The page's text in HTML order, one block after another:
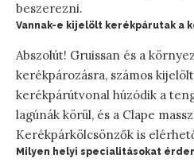
beszerezni.
Vannak-e kijelölt kerékpárutak a
Abszolút! Gruissan és a
kerékpározásra, számos
kerékpárútvonal húzódik a
lagúnák körül, és a Clape
Kerékpárkölcsönzők is
Milyen helyi specialitásokat